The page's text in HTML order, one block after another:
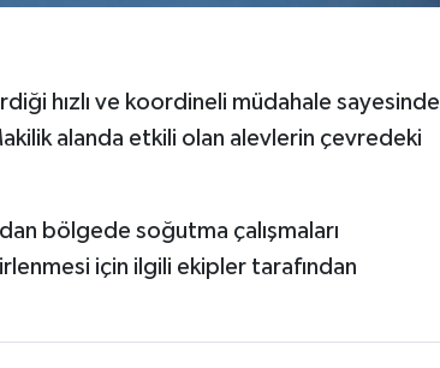
hızlı ve koordineli müdahale sayesinde
alanda etkili olan alevlerin çevredeki
bölgede soğutma çalışmaları
için ilgili ekipler tarafından